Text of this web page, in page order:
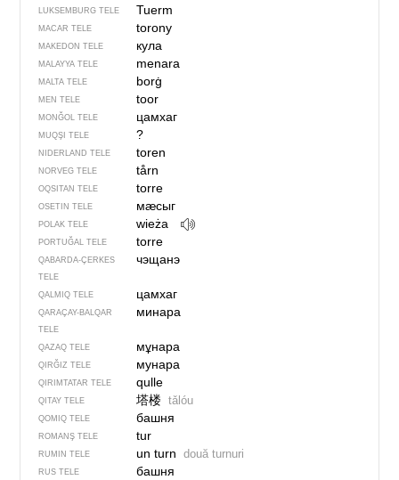
LUKSEMBURG TELE Tuerm
MACAR TELE torony
MAKEDON TELE кула
MALAYYA TELE menara
MALTA TELE borġ
MEN TELE toor
MONĞOL TELE цамхаг
MUQŞI TELE ?
NIDERLAND TELE toren
NORVEG TELE tårn
OQSITAN TELE torre
OSETIN TELE мӕсыг
POLAK TELE wieża
PORTUĞAL TELE torre
QABARDA-ÇERKES
TELE
чэщанэ
QALMIQ TELE цамхаг
QARAÇAY-BALQAR
TELE
минара
QAZAQ TELE мұнара
QIRĞIZ TELE мунара
QIRIMTATAR TELE qulle
QITAY TELE 塔楼 tǎlóu
QOMIQ TELE башня
ROMANŞ TELE tur
RUMIN TELE un turn două turnuri
RUS TELE башня